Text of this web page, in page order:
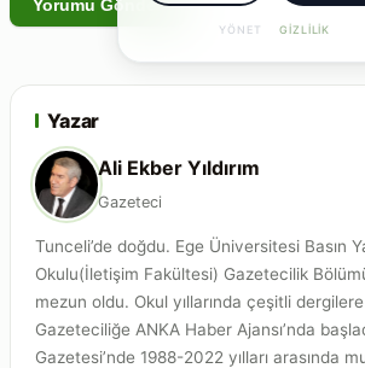
Yazar
Ali Ekber Yıldırım
Gazeteci
Tunceli’de doğdu. Ege Üniversitesi Basın
Okulu(İletişim Fakültesi) Gazetecilik
mezun oldu. Okul yıllarında çeşitli
Gazeteciliğe ANKA Haber Ajansı’nda
Gazetesi’nde 1988-2022 yılları arasında
YÖNET GIZLILIK